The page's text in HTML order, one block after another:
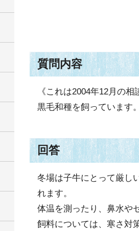
質問内容
《これは2004年12月の相
黒毛和種を飼っています
回答
冬場は子牛にとって厳し
れます。
体温を測ったり、鼻水や
飼料については、寒さ対